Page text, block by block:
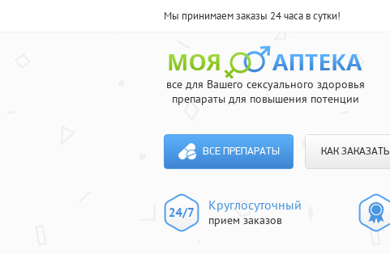
Мы принимаем заказы 24 часа в сутки!
все для Вашего сексуального здоровья
препараты для повышения потенции
ВСЕ ПРЕПАРАТЫ КАК ЗАКАЗАТЬ
Круглосуточный
прием заказов